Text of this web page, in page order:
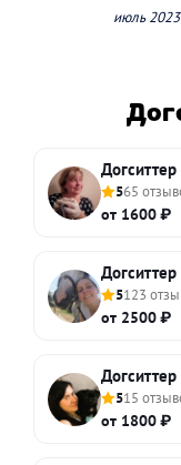
июль 2023
565
от 1600 ₽
5123
от 2500 ₽
515
от 1800 ₽